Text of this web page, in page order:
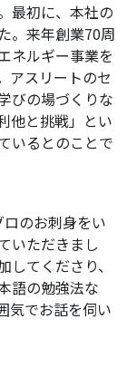
最初に、本社の
。来年創業70周
ネルギー事業を
アスリートのセ
びの場づくりな
他と挑戦」とい
いるとのことで
のお刺身をい
いただきまし
てくださり、
語の勉強法な
気でお話を伺い